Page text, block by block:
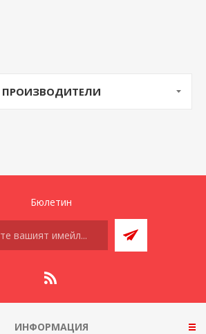
ПРОИЗВОДИТЕЛИ
Бюлетин
ИНФОРМАЦИЯ